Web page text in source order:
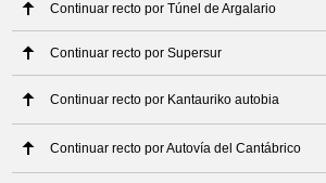
Continuar recto por Túnel de Argalario
Continuar recto por Supersur
Continuar recto por Kantauriko autobia
Continuar recto por Autovía del Cantábrico